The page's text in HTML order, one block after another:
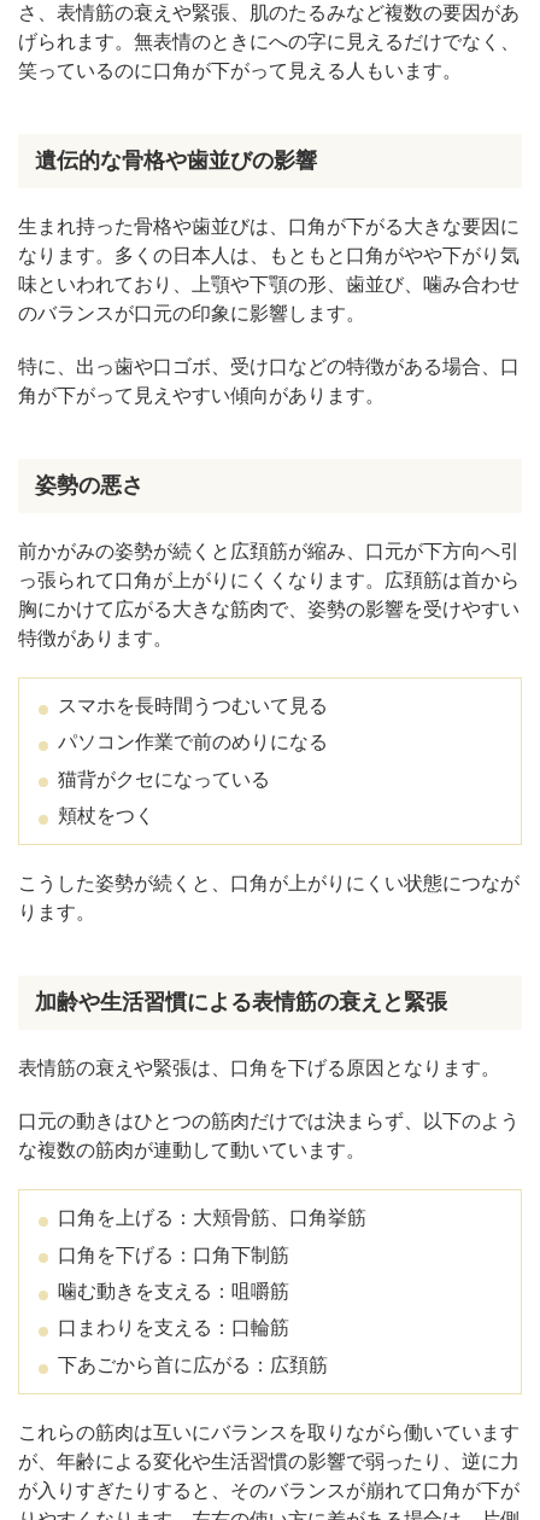
クスビスタ）
まとめ
さ、表情筋の衰えや緊張、肌のたるみなど複数の要因があ
げられます。無表情のときにへの字に見えるだけでなく、
笑っているのに口角が下がって見える人もいます。
遺伝的な骨格や歯並びの影響
生まれ持った骨格や歯並びは、口角が下がる大きな要因に
なります。多くの日本人は、もともと口角がやや下がり気
味といわれており、上顎や下顎の形、歯並び、噛み合わせ
のバランスが口元の印象に影響します。
特に、出っ歯や口ゴボ、受け口などの特徴がある場合、口
角が下がって見えやすい傾向があります。
姿勢の悪さ
前かがみの姿勢が続くと広頚筋が縮み、口元が下方向へ引
っ張られて口角が上がりにくくなります。広頚筋は首から
胸にかけて広がる大きな筋肉で、姿勢の影響を受けやすい
特徴があります。
スマホを長時間うつむいて見る
パソコン作業で前のめりになる
猫背がクセになっている
頬杖をつく
こうした姿勢が続くと、口角が上がりにくい状態につなが
ります。
加齢や生活習慣による表情筋の衰えと緊張
表情筋の衰えや緊張は、口角を下げる原因となります。
口元の動きはひとつの筋肉だけでは決まらず、以下のよう
な複数の筋肉が連動して動いています。
口角を上げる：大頬骨筋、口角挙筋
口角を下げる：口角下制筋
噛む動きを支える：咀嚼筋
口まわりを支える：口輪筋
下あごから首に広がる：広頚筋
これらの筋肉は互いにバランスを取りながら働いています
が、年齢による変化や生活習慣の影響で弱ったり、逆に力
が入りすぎたりすると、そのバランスが崩れて口角が下が